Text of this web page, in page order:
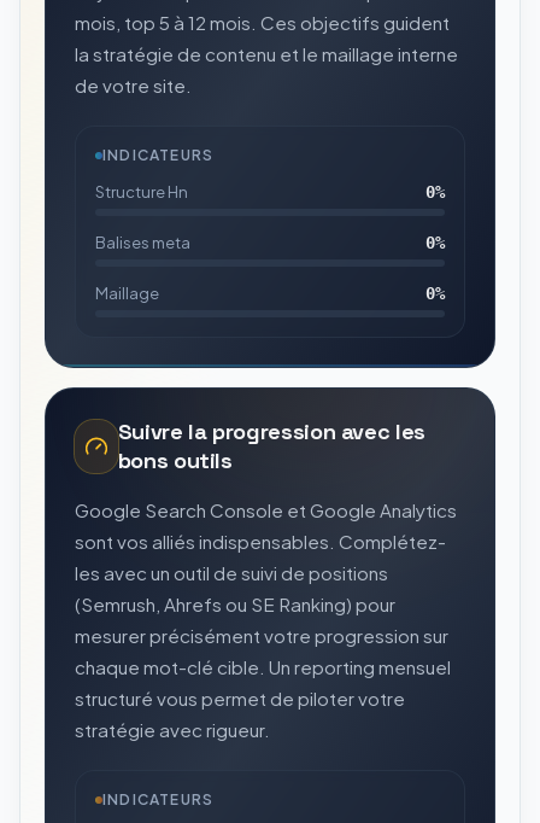
mois, top 5 à 12 mois. Ces objectifs guident
la stratégie de contenu et le maillage interne
de votre site.
INDICATEURS
Structure Hn 0%
Balises meta 0%
Maillage 0%
Suivre la progression avec les
bons outils
Google Search Console et Google Analytics
sont vos alliés indispensables. Complétez-
les avec un outil de suivi de positions
(Semrush, Ahrefs ou SE Ranking) pour
mesurer précisément votre progression sur
chaque mot-clé cible. Un reporting mensuel
structuré vous permet de piloter votre
stratégie avec rigueur.
INDICATEURS